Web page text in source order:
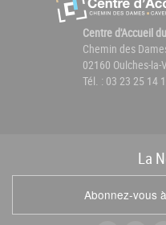
Centre d'Accueil
Chemin des
02160 Oulches-la-
Tél. : 03 23 25 14
La
Abonnez-vous